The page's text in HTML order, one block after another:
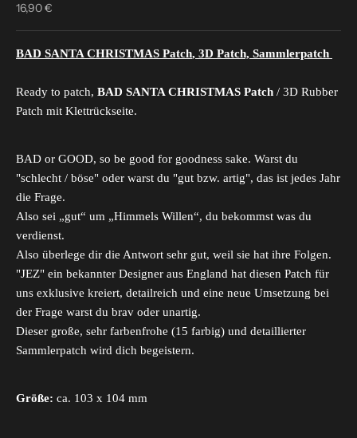
Sale price
16,90 €
BAD SANTA CHRISTMAS Patch, 3D Patch, Sammlerpatch
Ready to patch, BAD SANTA CHRISTMAS Patch / 3D Rubber
Patch mit Klettrückseite.
BAD or GOOD, so be good for goodness sake. Warst du
"schlecht / böse" oder warst du "gut bzw. artig", das ist jedes Jahr
die Frage.
Also sei „gut“ um „Himmels Willen“, du bekommst was du
verdienst.
Also überlege dir die Antwort sehr gut, weil sie hat ihre Folgen.
"JEZ" ein bekannter Designer aus England hat diesen Patch für
uns exklusive kreiert, detailreich und eine neue Umsetzung bei
der Frage warst du brav oder unartig.
Dieser große, sehr farbenfrohe (15 farbig) und detaillierter
Sammlerpatch wird dich begeistern.
Größe: ca. 103 x 104 mm